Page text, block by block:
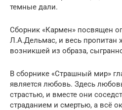
темные дали.
Сборник «Кармен» посвящен
Л.А.Дельмас, и весь пропитан
возникшей из образа,
В сборнике «Страшный мир»
является любовь. Здесь
страстью, и вместе они
страданием и смертью, а всё